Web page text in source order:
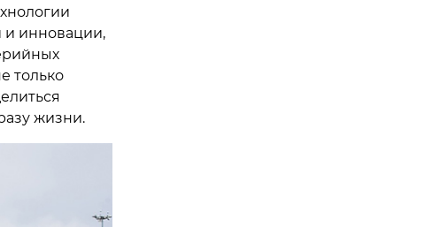
и инновации,
только
жизни.